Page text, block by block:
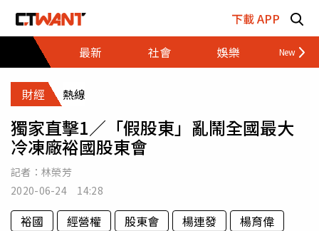
下載 APP
最新
社會 娛樂 財經
財經 熱線
獨家直擊1／「假股東」亂鬧全國最大
冷凍廠裕國股東會
記者： 林榮芳
2020-06-24 14:28
裕國 經營權 股東會 楊連發
楊育偉